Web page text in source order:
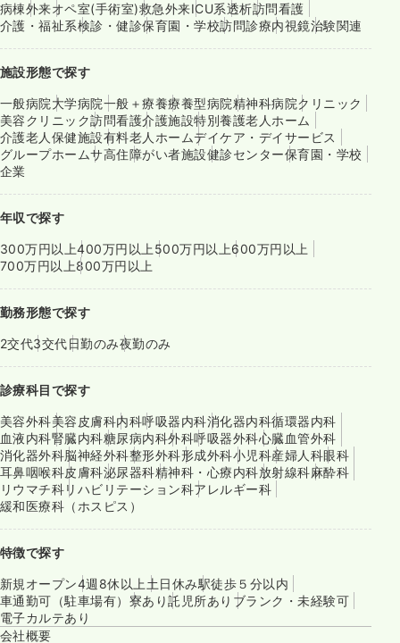
病棟外来オペ室(手術室)救急外来ICU系透析訪問看護
介護・福祉系検診・健診保育園・学校訪問診療内視鏡治験関連
施設形態で探す
一般病院大学病院一般＋療養療養型病院精神科病院クリニック
美容クリニック訪問看護介護施設特別養護老人ホーム
介護老人保健施設有料老人ホームデイケア・デイサービス
グループホームサ高住障がい者施設健診センター保育園・学校
企業
年収で探す
300万円以上400万円以上 500万円以上600万円以上
700万円以上800万円以上
勤務形態で探す
2交代3交代日勤のみ夜勤のみ
診療科目で探す
美容外科美容皮膚科内科呼吸器内科消化器内科循環器内科
血液内科腎臓内科糖尿病内科外科呼吸器外科心臓血管外科
消化器外科脳神経外科整形外科形成外科小児科産婦人科眼科
耳鼻咽喉科皮膚科泌尿器科精神科・心療内科放射線科麻酔科
リウマチ科リハビリテーション科アレルギー科
緩和医療科（ホスピス）
特徴で探す
新規オープン4週8休以上 土日休み駅徒歩５分以内
車通勤可（駐車場有） 寮あり託児所あり ブランク・未経験可
電子カルテあり
会社概要